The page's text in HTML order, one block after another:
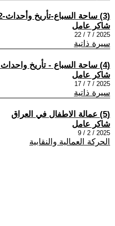
(3) ساحة السباع-تأريخ وأحداث-2-
شاكر عامل
2025 / 7 / 22
سيرة ذاتية
(4) ساحة السباع - تأريخ واحداث -1-
شاكر عامل
2025 / 7 / 17
سيرة ذاتية
(5) عمالة الاطفال في العراق
شاكر عامل
2025 / 2 / 9
الحركة العمالية والنقابية